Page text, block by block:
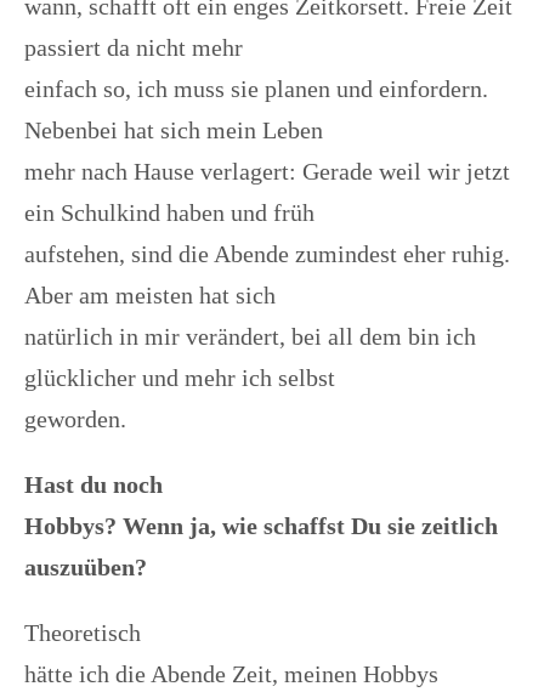
wann, schafft oft ein enges Zeitkorsett. Freie Zeit
passiert da nicht mehr
einfach so, ich muss sie planen und einfordern.
Nebenbei hat sich mein Leben
mehr nach Hause verlagert: Gerade weil wir jetzt
ein Schulkind haben und früh
aufstehen, sind die Abende zumindest eher ruhig.
Aber am meisten hat sich
natürlich in mir verändert, bei all dem bin ich
glücklicher und mehr ich selbst
geworden.
Hast du noch
Hobbys? Wenn ja, wie schaffst Du sie zeitlich
auszuüben?
Theoretisch
hätte ich die Abende Zeit, meinen Hobbys